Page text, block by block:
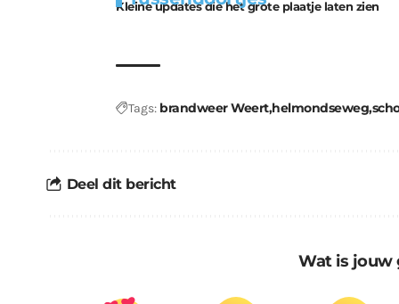
Kleine updates die het grote plaatje laten zien
kabouters
Tags: brandweer Weerthelmondseweg
Deel dit bericht
Wat is jouw